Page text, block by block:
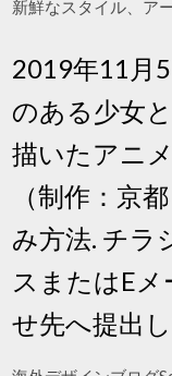
新鮮なスタイル、ア
2019年11月
のある少女
描いたアニ
（制作：京
み方法. チラ
スまたはE
せ先へ提出